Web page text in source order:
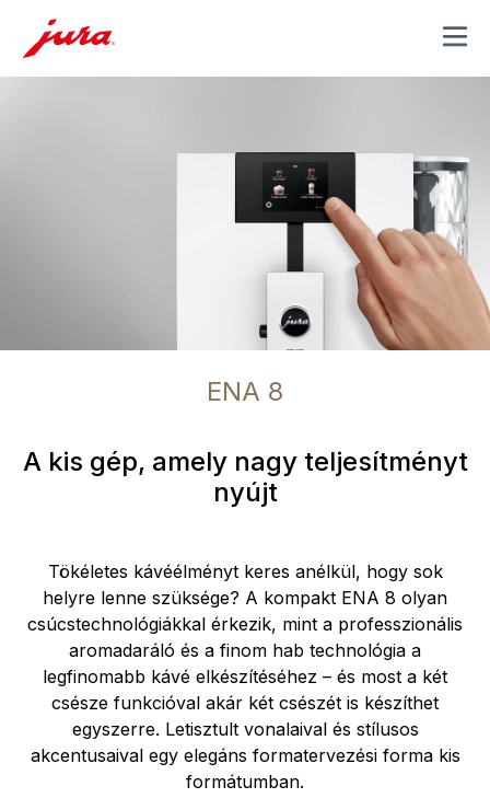
MENU
ENA 8
A kis gép, amely nagy teljesítményt
nyújt
Tökéletes kávéélményt keres anélkül, hogy sok
helyre lenne szüksége? A kompakt ENA 8 olyan
csúcstechnológiákkal érkezik, mint a professzionális
aromadaráló és a finom hab technológia a
legfinomabb kávé elkészítéséhez – és most a két
csésze funkcióval akár két csészét is készíthet
egyszerre. Letisztult vonalaival és stílusos
akcentusaival egy elegáns formatervezési forma kis
formátumban.